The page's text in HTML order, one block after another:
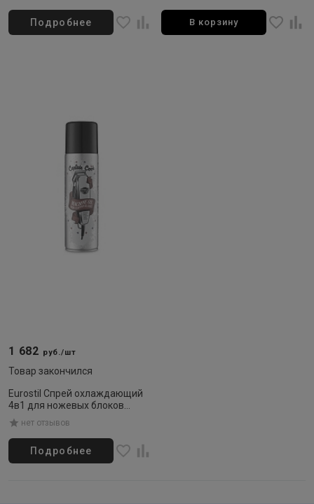
Подробнее В корзину
1 682 руб./шт
Товар закончился
Eurostil Спрей охлаждающий
4в1 для ножевых блоков
500млнет отзывов
Подробнее